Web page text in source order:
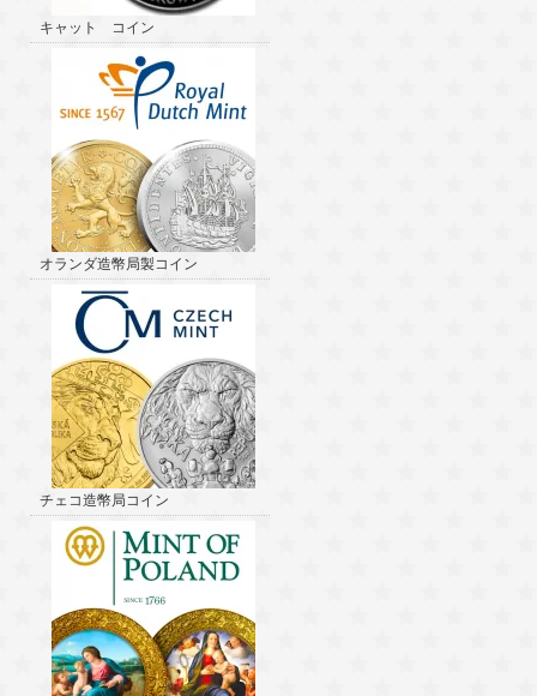
キャット コイン
オランダ造幣局製コイン
チェコ造幣局コイン